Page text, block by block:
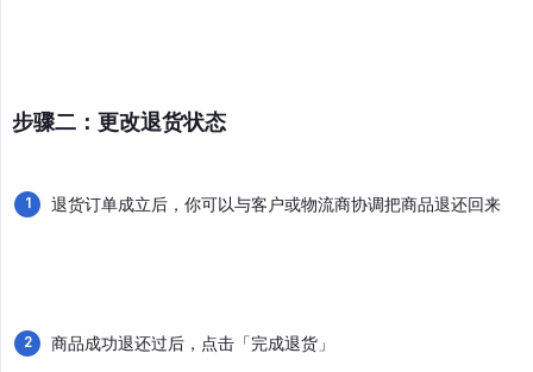
步骤二：更改退货状态
退货订单成立后，你可以与客户或物流商协调把商品退还回来
商品成功退还过后，点击「完成退货」